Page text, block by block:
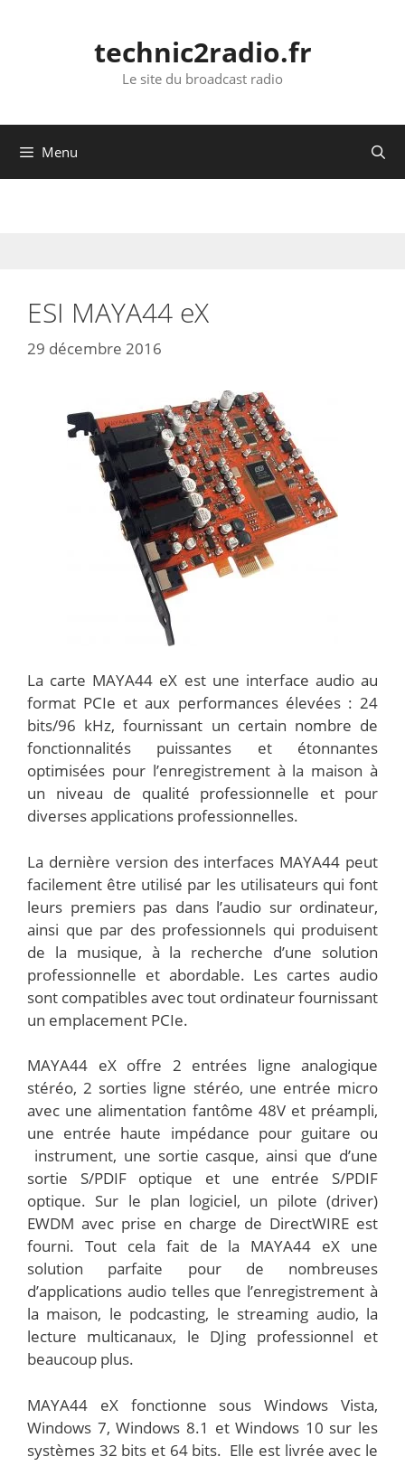
technic2radio.fr
Le site du broadcast radio
Menu
ESI MAYA44 eX
29 décembre 2016
La carte MAYA44 eX est une interface audio au
format PCIe et aux performances élevées : 24
bits/96 kHz, fournissant un certain nombre de
fonctionnalités puissantes et étonnantes
optimisées pour l’enregistrement à la maison à
un niveau de qualité professionnelle et pour
diverses applications professionnelles.
La dernière version des interfaces MAYA44 peut
facilement être utilisé par les utilisateurs qui font
leurs premiers pas dans l’audio sur ordinateur,
ainsi que par des professionnels qui produisent
de la musique, à la recherche d’une solution
professionnelle et abordable. Les cartes audio
sont compatibles avec tout ordinateur fournissant
un emplacement PCIe.
MAYA44 eX offre 2 entrées ligne analogique
stéréo, 2 sorties ligne stéréo, une entrée micro
avec une alimentation fantôme 48V et préampli,
une entrée haute impédance pour guitare ou
instrument, une sortie casque, ainsi que d’une
sortie S/PDIF optique et une entrée S/PDIF
optique. Sur le plan logiciel, un pilote (driver)
EWDM avec prise en charge de DirectWIRE est
fourni. Tout cela fait de la MAYA44 eX une
solution parfaite pour de nombreuses
d’applications audio telles que l’enregistrement à
la maison, le podcasting, le streaming audio, la
lecture multicanaux, le DJing professionnel et
beaucoup plus.
MAYA44 eX fonctionne sous Windows Vista,
Windows 7, Windows 8.1 et Windows 10 sur les
systèmes 32 bits et 64 bits. Elle est livrée avec le